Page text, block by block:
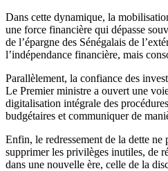
Dans cette dynamique, la
une force financière qui dépasse
de l’épargne des Sénégalais de
l’indépendance financière, mais
Parallèlement, la confiance des
Le Premier ministre a ouvert une
digitalisation intégrale des
budgétaires et communiquer de
Enfin, le redressement de la dette ne
supprimer les privilèges inutiles, de
dans une nouvelle ère, celle de la